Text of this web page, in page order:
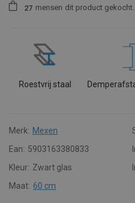
27 mensen dit product gekocht.
Roestvrij staal
Merk: Mexen
Ean: 5903163380833
Kleur: Zwart glas
Maat: 60 cm